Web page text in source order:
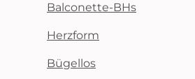
Balconette-BHs
Herzform
Bügellos